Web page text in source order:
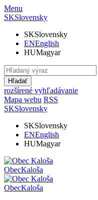
Menu
SKSlovensky
SKSlovensky
ENEnglish
HUMagyar
Hľadať
rozšírené vyhľadávanie
Mapa webu RSS
SKSlovensky
SKSlovensky
ENEnglish
HUMagyar
ObecKaloša
ObecKaloša